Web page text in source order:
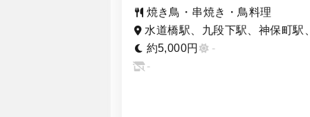
焼き鳥・串焼き・鳥料理
水道橋駅、九段下駅、神保町駅
楽園駅
約5,000円
-
-